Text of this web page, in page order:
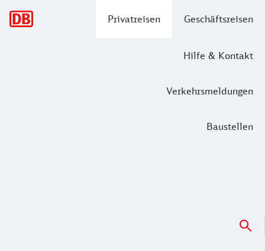
Privatreisen Geschäftsreisen
Hilfe & Kontakt
Verkehrsmeldungen
Baustellen